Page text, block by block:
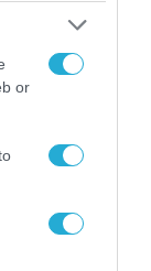
or
στην